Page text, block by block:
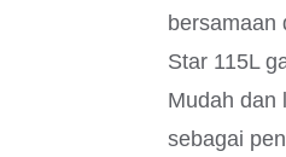
bersamaan
Star 115L
Mudah dan
sebagai